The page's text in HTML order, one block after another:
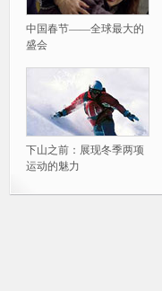
中国春节——全球最大的
盛会
下山之前：展现冬季两项
运动的魅力